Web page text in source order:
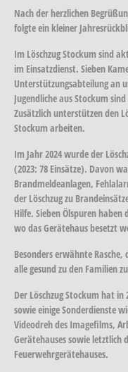
Nach der herzlichen
folgte ein kleiner
Im Löschzug Stockum sind
im Einsatzdienst. Sieben
Unterstützungsabteilung an
Jugendliche aus Stockum
Zusätzlich unterstützen den
Stockum arbeiten.
Im Jahr 2024 wurde der
(2023: 78 Einsätze). Davon
Brandmeldeanlagen,
der Löschzug zu
Hilfe. Sieben Ölspuren
wo das Gerätehaus besetzt
Besonders erwähnte
alle gesund zu den Familien
Der Löschzug Stockum hat
sowie einige Sonderdienste
Videodreh des Imagefilms,
Gerätehauses sowie letztlich
Feuerwehrgerätehauses.